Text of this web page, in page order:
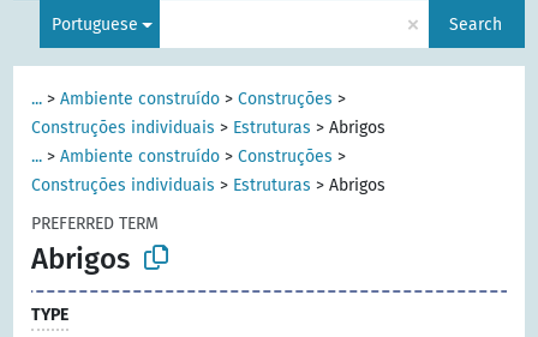
Portuguese × Search
... >Ambiente construído >Construções >
Construções individuais > Estruturas >Abrigos
... >Ambiente construído >Construções >
Construções individuais > Estruturas >Abrigos
PREFERRED TERM
Abrigos
TYPE